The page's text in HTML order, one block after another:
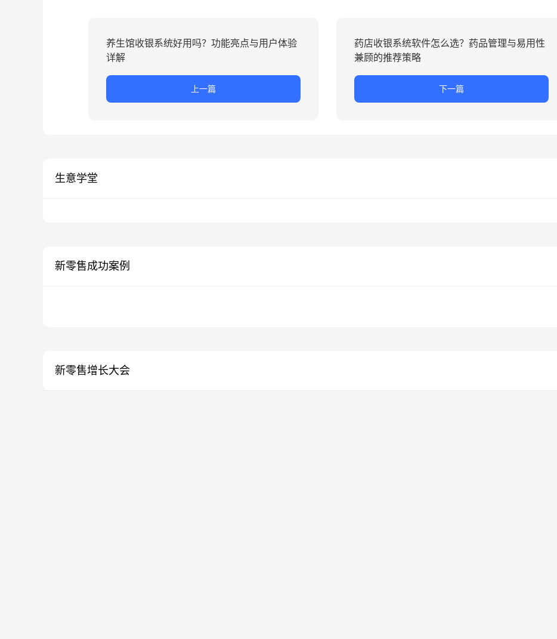
养生馆收银系统好用吗？功能亮点与用户体验
详解
上一篇
药店收银系统软件怎么选？药品管理与易用性
兼顾的推荐策略
下一篇
生意学堂
新零售成功案例
新零售增长大会